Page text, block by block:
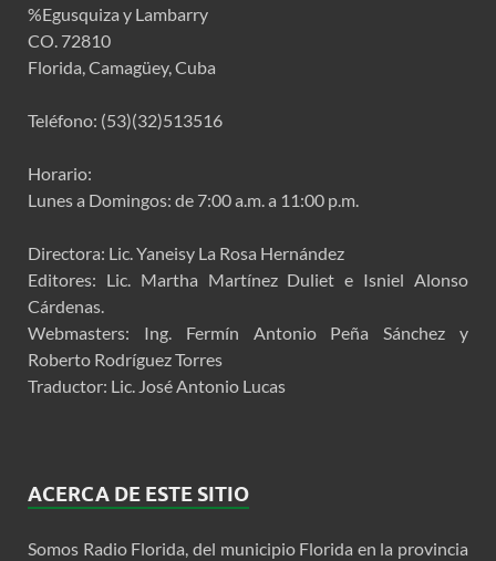
%Egusquiza y Lambarry
CO. 72810
Florida, Camagüey, Cuba
Teléfono: (53)(32)513516
Horario:
Lunes a Domingos: de 7:00 a.m. a 11:00 p.m.
Directora: Lic. Yaneisy La Rosa Hernández
Editores: Lic. Martha Martínez Duliet e Isniel Alonso
Cárdenas.
Webmasters: Ing. Fermín Antonio Peña Sánchez y
Roberto Rodríguez Torres
Traductor: Lic. José Antonio Lucas
ACERCA DE ESTE SITIO
Somos Radio Florida, del municipio Florida en la provincia